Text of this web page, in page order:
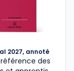
2027, annoté
des